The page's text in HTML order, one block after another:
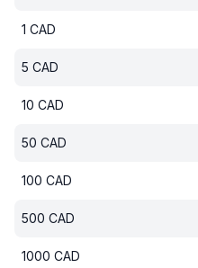
1 CAD
5 CAD
10 CAD
50 CAD
100 CAD
500 CAD
1000 CAD